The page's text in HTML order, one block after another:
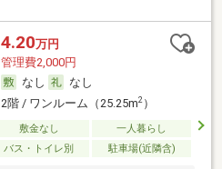
4.20万円
管理費2,000円
なし
なし
2階 / ワンルーム（25.25m2）
敷金なし
一人暮らし
バス・トイレ別 駐車場(近隣含)